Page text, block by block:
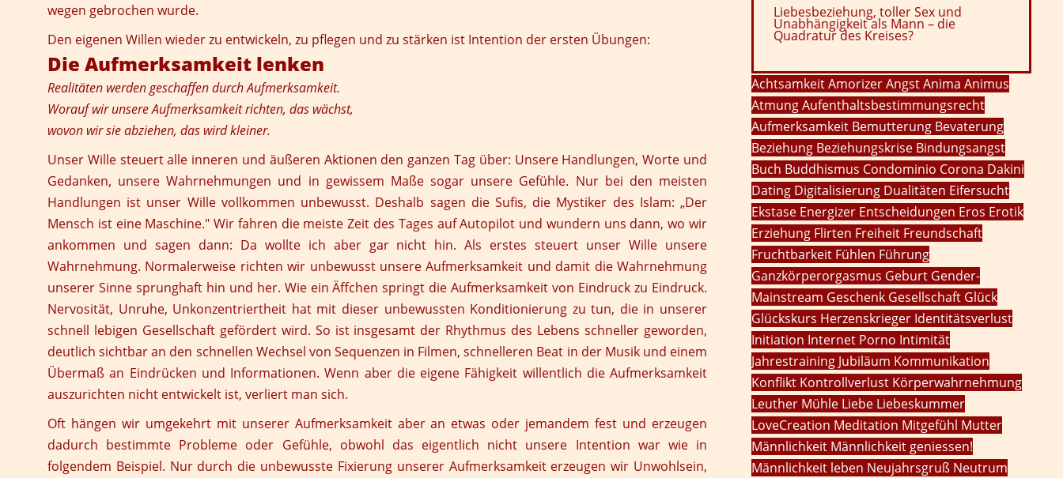
wegen gebrochen wurde.
Den eigenen Willen wieder zu entwickeln, zu pflegen und zu stärken ist Intention der ersten Übungen:
Die Aufmerksamkeit lenken
Realitäten werden geschaffen durch Aufmerksamkeit.
Worauf wir unsere Aufmerksamkeit richten, das wächst,
wovon wir sie abziehen, das wird kleiner.
Unser Wille steuert alle inneren und äußeren Aktionen den ganzen Tag über: Unsere Handlungen, Worte und
Gedanken, unsere Wahrnehmungen und in gewissem Maße sogar unsere Gefühle. Nur bei den meisten
Handlungen ist unser Wille vollkommen unbewusst. Deshalb sagen die Sufis, die Mystiker des Islam: „Der
Mensch ist eine Maschine." Wir fahren die meiste Zeit des Tages auf Autopilot und wundern uns dann, wo wir
ankommen und sagen dann: Da wollte ich aber gar nicht hin. Als erstes steuert unser Wille unsere
Wahrnehmung. Normalerweise richten wir unbewusst unsere Aufmerksamkeit und damit die Wahrnehmung
unserer Sinne sprunghaft hin und her. Wie ein Äffchen springt die Aufmerksamkeit von Eindruck zu Eindruck.
Nervosität, Unruhe, Unkonzentriertheit hat mit dieser unbewussten Konditionierung zu tun, die in unserer
schnell lebigen Gesellschaft gefördert wird. So ist insgesamt der Rhythmus des Lebens schneller geworden,
deutlich sichtbar an den schnellen Wechsel von Sequenzen in Filmen, schnelleren Beat in der Musik und einem
Übermaß an Eindrücken und Informationen. Wenn aber die eigene Fähigkeit willentlich die Aufmerksamkeit
auszurichten nicht entwickelt ist, verliert man sich.
Oft hängen wir umgekehrt mit unserer Aufmerksamkeit aber an etwas oder jemandem fest und erzeugen
dadurch bestimmte Probleme oder Gefühle, obwohl das eigentlich nicht unsere Intention war wie in
folgendem Beispiel. Nur durch die unbewusste Fixierung unserer Aufmerksamkeit erzeugen wir Unwohlsein,
Liebesbeziehung, toller Sex und
Unabhängigkeit als Mann – die
Quadratur des Kreises?
AchtsamkeitAmorizerAngstAnima Animus
AtmungAufenthaltsbestimmungsrecht
Aufmerksamkeit Bemutterung Bevaterung
Beziehung Beziehungskrise Bindungsangst
Buch Buddhismus Condominio Corona Dakini
Dating Digitalisierung Dualitäten Eifersucht
Ekstase Energizer Entscheidungen Eros Erotik
Erziehung Flirten Freiheit Freundschaft
Fruchtbarkeit Fühlen Führung
Ganzkörperorgasmus Geburt Gender-
Mainstream Geschenk Gesellschaft Glück
Glückskurs Herzenskrieger Identitätsverlust
Initiation Internet Porno Intimität
Jahrestraining Jubiläum Kommunikation
Konflikt Kontrollverlust Körperwahrnehmung
Leuther Mühle Liebe Liebeskummer
LoveCreation Meditation Mitgefühl Mutter
Männlichkeit Männlichkeit geniessen!
Männlichkeit leben Neujahrsgruß Neutrum